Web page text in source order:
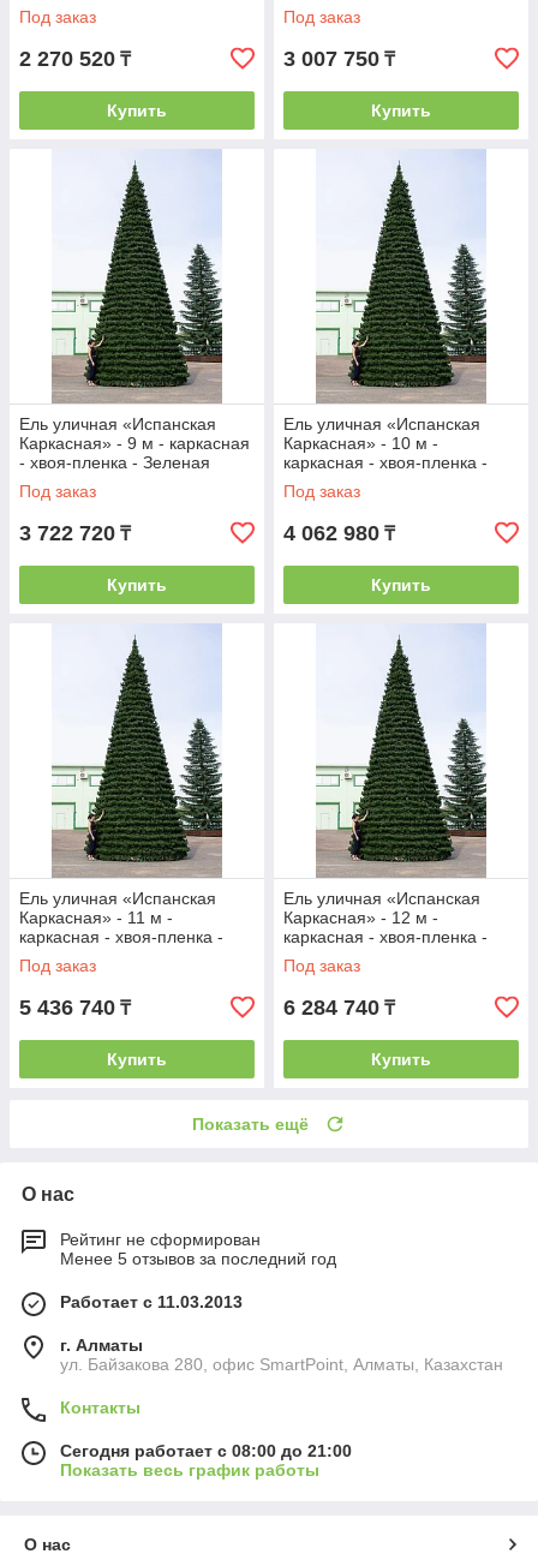
Под заказ
2 270 520 ₸
Купить
Под заказ
3 007 750 ₸
Купить
Ель уличная «Испанская
Каркасная» - 9 м - каркасная
- хвоя-пленка - Зеленая
Под заказ
3 722 720 ₸
Купить
Ель уличная «Испанская
Каркасная» - 10 м -
каркасная - хвоя-пленка -
Зеленая
Под заказ
4 062 980 ₸
Купить
Ель уличная «Испанская
Каркасная» - 11 м -
каркасная - хвоя-пленка -
Зеленая
Под заказ
5 436 740 ₸
Купить
Ель уличная «Испанская
Каркасная» - 12 м -
каркасная - хвоя-пленка -
Зеленая
Под заказ
6 284 740 ₸
Купить
Показать ещё
О нас
Рейтинг не сформирован
Менее 5 отзывов за последний год
Работает с 11.03.2013
г. Алматы
ул. Байзакова 280, офис SmartPoint, Алматы, Казахстан
Контакты
Сегодня работает с 08:00 до 21:00
Показать весь график работы
О нас